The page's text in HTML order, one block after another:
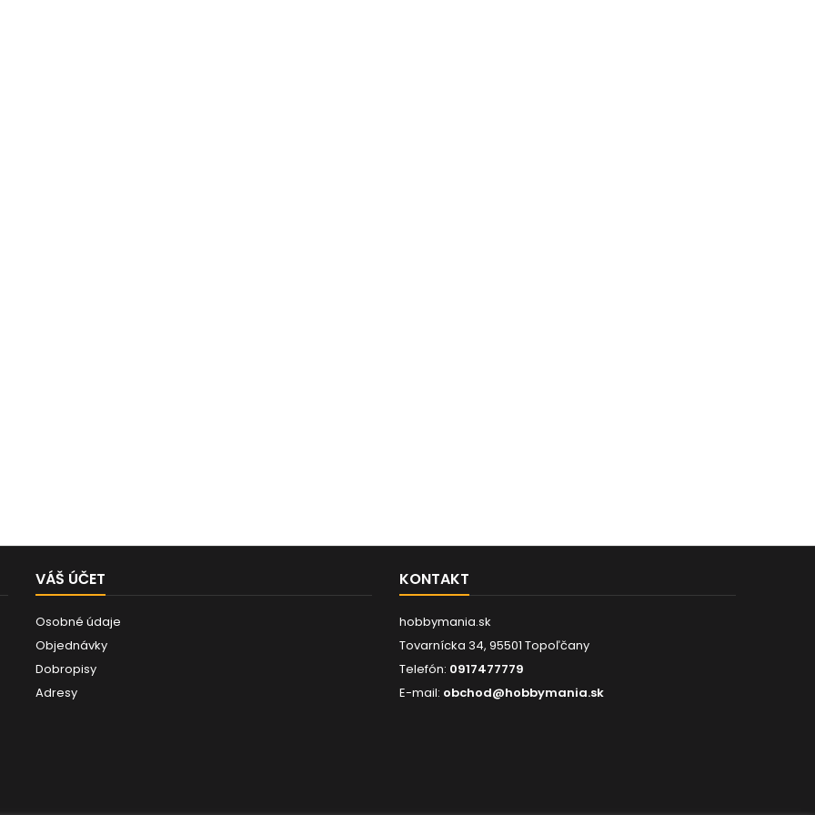
VÁŠ ÚČET
Osobné údaje
Objednávky
Dobropisy
Adresy
KONTAKT
hobbymania.sk
Tovarnícka 34, 95501 Topoľčany
Telefón: 0917477779
E-mail: obchod@hobbymania.sk